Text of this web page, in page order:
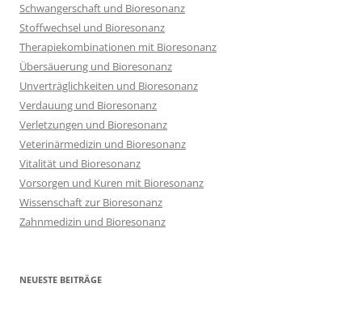
Schwangerschaft und Bioresonanz
Stoffwechsel und Bioresonanz
Therapiekombinationen mit Bioresonanz
Übersäuerung und Bioresonanz
Unverträglichkeiten und Bioresonanz
Verdauung und Bioresonanz
Verletzungen und Bioresonanz
Veterinärmedizin und Bioresonanz
Vitalität und Bioresonanz
Vorsorgen und Kuren mit Bioresonanz
Wissenschaft zur Bioresonanz
Zahnmedizin und Bioresonanz
NEUESTE BEITRÄGE